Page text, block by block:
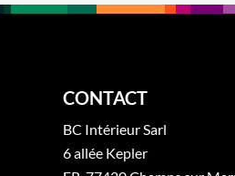
CONTACT
BC Intérieur Sarl
6 allée Kepler